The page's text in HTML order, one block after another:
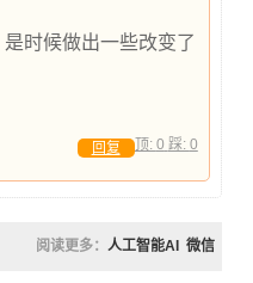
时候做出一些改变了
顶: 0 踩: 0
回复
阅读更多： 人工智能AI 微信